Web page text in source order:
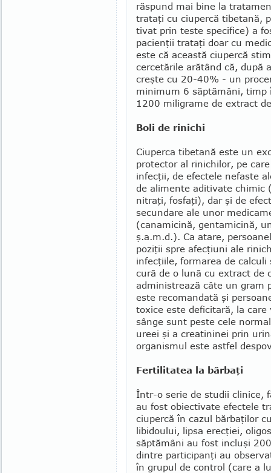
răspund mai bine la
trataţi cu ciupercă tibetană,
tivat prin teste specifice) a
pacienţii trataţi doar cu
este că această ciupercă
cercetările arătând că, după
creşte cu 20-40% - un
minimum 6 săptămâni, timp
1200 miligrame de extract
Boli de rinichi
Ciuperca tibetană este un
protector al rinichilor, pe
infecţii, de efectele ne­faste
de alimente aditivate chimic
nitraţi, fosfaţi), dar şi de
secundare ale unor
(canamicină, gentamicină,
ş.a.m.d.). Ca atare,
poziţii spre afecţiuni ale
infec­ţiile, formarea de
cură de o lună cu extract de
administrează câte un gram
este recomandată şi
toxice este deficitară, la
sânge sunt peste cele
ureei şi a creatininei prin
organismul este astfel
Fertilitatea la bărbaţi
Într-o serie de studii clinice,
au fost obiectivate efectele
ciupercă în cazul bărba­ţilor
libidou­lui, lipsa erecţiei,
săptămâni au fost incluşi
dintre participanţi au
în grupul de con­trol (care a